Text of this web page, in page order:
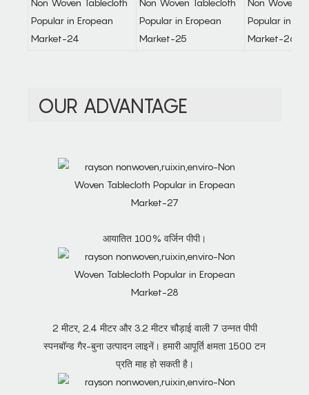
OUR ADVANTAGE
आयातित 100% वर्जिन पीपी।
2 मीटर, 2.4 मीटर और 3.2 मीटर चौड़ाई वाली 7 उन्नत पीपी
स्पनबॉन्ड गैर-बुना उत्पादन लाइनें। हमारी आपूर्ति क्षमता 1500 टन
प्रति माह हो सकती है।